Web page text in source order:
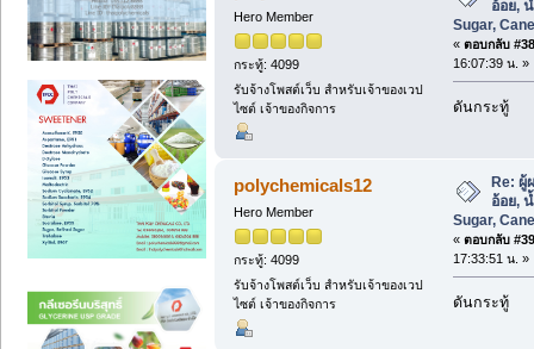
Hero Member
กระทู้: 4099
รับจ้างโพสต์เว็บ สำหรับเจ้าของเวป
ไซต์ เจ้าของกิจการ
อ้อย,
Sugar,
« ตอบกลับ
16:07:39 น. »
ดันกระทู้
polychemicals12
Hero Member
กระทู้: 4099
รับจ้างโพสต์เว็บ สำหรับเจ้าของเวป
ไซต์ เจ้าของกิจการ
Re: ผู้
อ้อย,
Sugar,
« ตอบกลับ
17:33:51 น. »
ดันกระทู้